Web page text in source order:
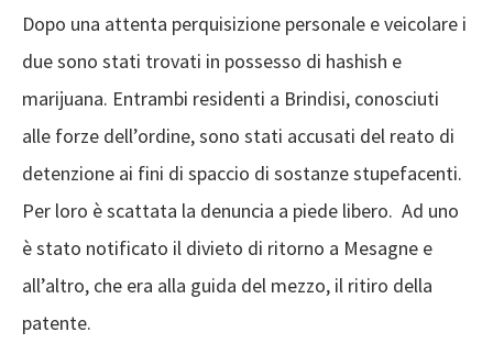
Dopo una attenta perquisizione personale e veicolare i
due sono stati trovati in possesso di hashish e
marijuana. Entrambi residenti a Brindisi, conosciuti
alle forze dell’ordine, sono stati accusati del reato di
detenzione ai fini di spaccio di sostanze stupefacenti.
Per loro è scattata la denuncia a piede libero. Ad uno
è stato notificato il divieto di ritorno a Mesagne e
all’altro, che era alla guida del mezzo, il ritiro della
patente.